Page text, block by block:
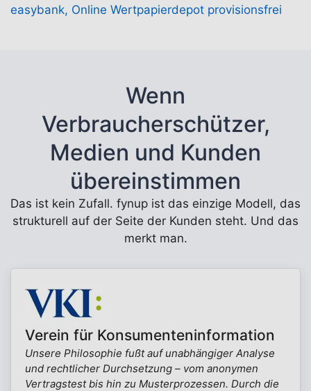
easybank, Online Wertpapierdepot provisionsfrei
Wenn
Verbraucherschützer,
Medien und Kunden
übereinstimmen
Das ist kein Zufall. fynup ist das einzige Modell, das
strukturell auf der Seite der Kunden steht. Und das
merkt man.
Verein für Konsumenteninformation
Unsere Philosophie fußt auf unabhängiger Analyse
und rechtlicher Durchsetzung – vom anonymen
Vertragstest bis hin zu Musterprozessen. Durch die